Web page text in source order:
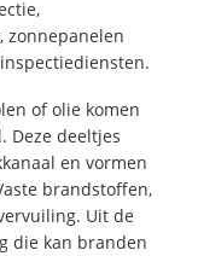
zonnepanelen
of olie komen
Deze deeltjes
en vormen
brandstoffen,
Uit de
die kan branden